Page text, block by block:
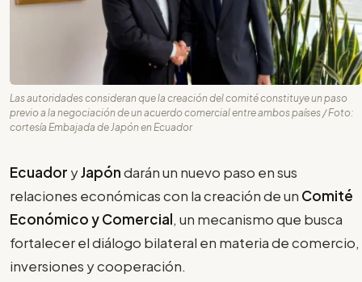
Las autoridades consideran que la creación del comité constituye un paso
previo a la negociación de un acuerdo comercial entre ambos países / Foto:
cortesía Embajada de Japón en Ecuador
Ecuador yJapóndarán un nuevo paso en sus
relaciones económicas con la creación de un Comité
Económico y Comercial, un mecanismo que busca
fortalecer el diálogo bilateral en materia de comercio,
inversiones y cooperación.